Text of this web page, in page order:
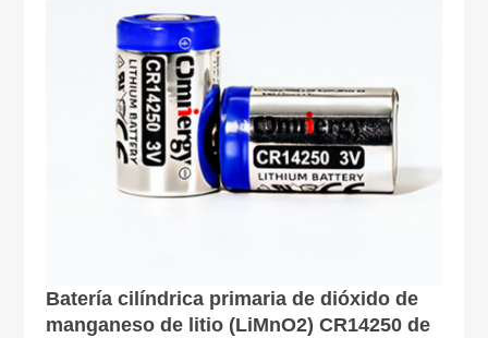
Batería cilíndrica primaria de dióxido de
manganeso de litio (LiMnO2) CR14250 de